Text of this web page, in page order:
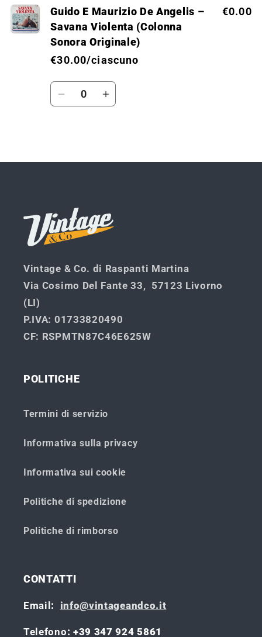
Guido E Maurizio De Angelis –
Savana Violenta (Colonna
Sonora Originale)
€30.00/ciascuno
€0.00
Quantità
DiminuisciAumenta
in
Vintage & Co. di Raspanti Martina
Via Cosimo Del Fante 33, 57123 Livorno
(LI)
P.IVA: 01733820490
CF: RSPMTN87C46E625W
POLITICHE
Termini di servizio
Informativa sulla privacy
Informativa sui cookie
Politiche di spedizione
Politiche di rimborso
CONTATTI
Email : info@vintageandco.it
Telefono: +39 347 924 5861